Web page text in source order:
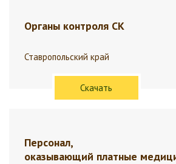
Органы контроля СК
Ставропольский край
Скачать
Персонал,
оказывающий платные